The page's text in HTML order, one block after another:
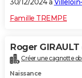
30/12/2024 à
Famille TREMPE
Roger GIRAULT
Créer une cagnotte
Naissance